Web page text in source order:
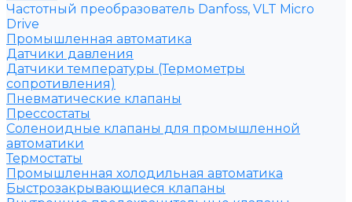
Частотный преобразователь Danfoss, VLT Micro
Drive
Промышленная автоматика
Датчики давления
Датчики температуры (Термометры
сопротивления)
Пневматические клапаны
Прессостаты
Соленоидные клапаны для промышленной
автоматики
Термостаты
Промышленная холодильная автоматика
Быстрозакрывающиеся клапаны